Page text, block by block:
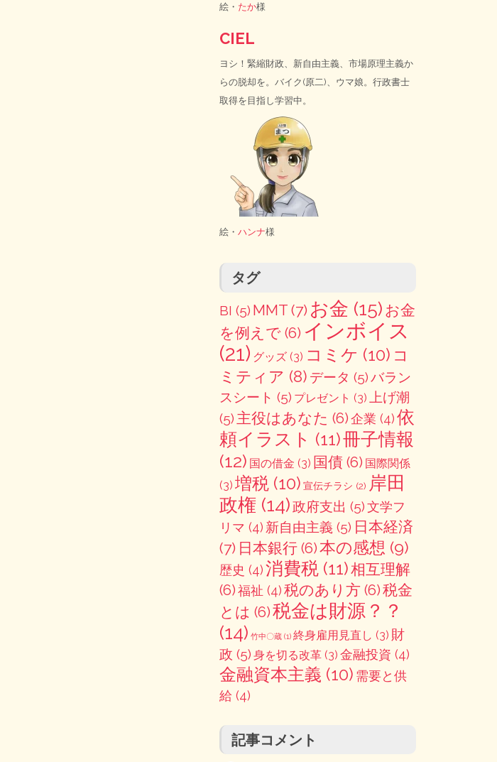
絵・ たか様
CIEL
ヨシ！緊縮財政、新自由主義、市場原理主義か
らの脱却を。バイク(原二)、ウマ娘。行政書士
取得を目指し学習中。
絵・ ハンナ様
タグ
BI (5) MMT(7) お金 (15) お金
を例えで(6) インボイス
(21) グッズ(3) コミケ (10) コ
ミティア (8) データ (5)バラン
スシート (5) プレゼント (3) 上げ潮
(5) 主役はあなた (6)企業 (4)依
頼イラスト (11)冊子情報
(12) 国の借金 (3) 国債(6) 国際関係
(3) 増税(10) 宣伝チラシ (2) 岸田
政権 (14)政府支出 (5)文学フ
リマ (4) 新自由主義 (5) 日本経済
(7) 日本銀行(6)本の感想 (9)
歴史 (4)消費税(11)相互理解
(6)福祉 (4)税のあり方(6)税金
とは (6)税金は財源？？
(14) 竹中〇蔵(1) 終身雇用見直し (3) 財
政 (5) 身を切る改革(3) 金融投資 (4)
金融資本主義 (10) 需要と供
給 (4)
記事コメント